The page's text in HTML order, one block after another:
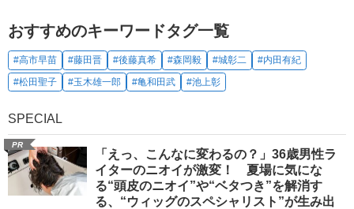
おすすめのキーワードタグ一覧
#高市早苗 #藤田晋 #後藤真希 #森岡毅 #城彰二
#内田有紀
#松田聖子
#玉木雄一郎 #亀和田武 #池上彰
SPECIAL
PR
「えっ、こんなに変わるの？」36歳男性ラ
イターのニオイが激変！ 夏場に気にな
る“頭皮のニオイ”や“ベタつき”を解消す
る、“ウィッグのスペシャリスト”が生み出